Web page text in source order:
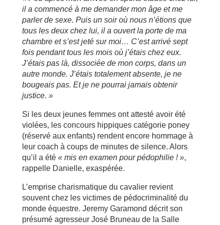
il a commencé à me demander mon âge et me
parler de sexe. Puis un soir oùnous n’étions que
tous les deux chez lui, il a ouvert la porte de ma
chambre et s’est jetésur moi… C’est arrivésept
fois pendant tous les mois oùj’étais chez eux.
J’étais pas là, dissociée de mon corps, dans un
autre monde. J’étais totalement absente, je ne
bougeais pas. Et je ne pourrai jamais obtenir
justice. »
Si les deux jeunes femmes ont attesté avoir été
violées, les concours hippiques catégorie poney
(réservé aux enfants) rendent encore hommage à
leur coach à coups de minutes de silence. Alors
qu’il a été « mis en examen pour pédophilie !»,
rappelle Danielle, exaspérée.
L’emprise charismatique du cavalier revient
souvent chez les victimes de pédocriminalité du
monde équestre. Jeremy Garamond décrit son
présumé agresseur José Bruneau de la Salle